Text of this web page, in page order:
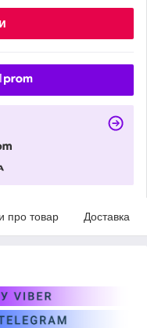
про товар Доставка